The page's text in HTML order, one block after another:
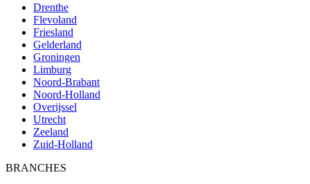
Drenthe
Flevoland
Friesland
Gelderland
Groningen
Limburg
Noord-Brabant
Noord-Holland
Overijssel
Utrecht
Zeeland
Zuid-Holland
BRANCHES